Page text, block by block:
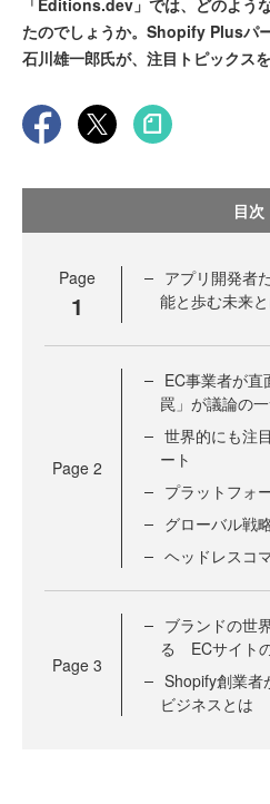
「Editions.dev」では、どのよう
たのでしょうか。Shopify Plusパ
石川雄一郎氏が、注目トピックスを
目次
Page
1
アプリ開発者
能と歩む未来
Page 2
EC事業者が
罠」が議論の
世界的にも注
ート
プラットフォ
グローバル戦
ヘッドレスコ
Page 3
ブランドの世
る ECサイト
Shopify創業者
ビジネスとは